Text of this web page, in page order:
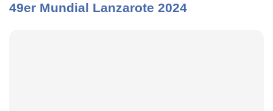
49er Mundial Lanzarote 2024